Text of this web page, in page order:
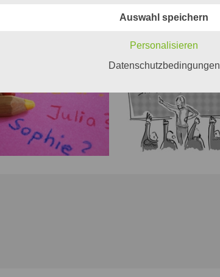
Auswahl speichern
Personalisieren
Datenschutzbedingungen